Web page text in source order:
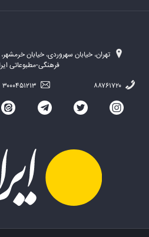
تهران، خیابان سهروردی، خیابان
فرهنگی-مطبوعاتی